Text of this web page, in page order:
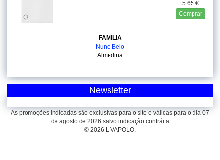
5.65 €
Comprar
FAMILIA
Nuno Belo
Almedina
Newsletter
As promoções indicadas são exclusivas para o site e válidas para o dia 07
de agosto de 2026 salvo indicação contrária
© 2026 LIVAPOLO.